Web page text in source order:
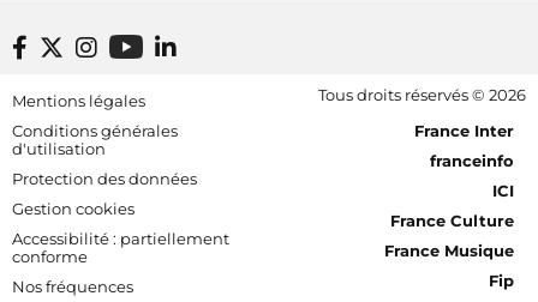
Footer bottom
Mentions légales
Conditions générales
d'utilisation
Protection des données
Gestion cookies
Accessibilité : partiellement
conforme
Nos fréquences
Tous droits réservés © 2026
[RDF] Pied de page - Mobile
France Inter
franceinfo
ICI
France Culture
France Musique
Fip